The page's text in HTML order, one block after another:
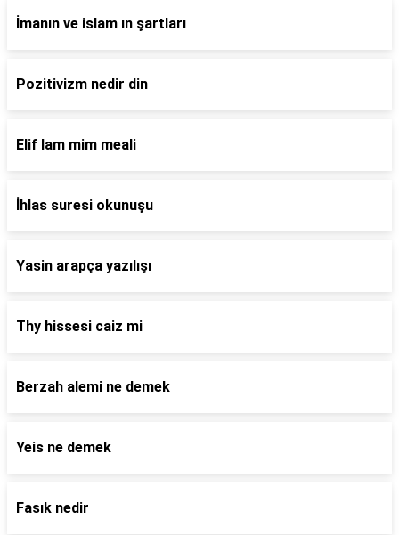
İmanın ve islam ın şartları
Pozitivizm nedir din
Elif lam mim meali
İhlas suresi okunuşu
Yasin arapça yazılışı
Thy hissesi caiz mi
Berzah alemi ne demek
Yeis ne demek
Fasık nedir